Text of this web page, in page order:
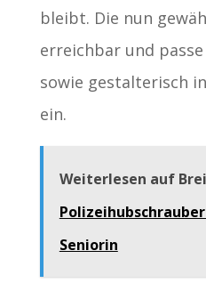
bleibt. Die nun
erreichbar und
sowie gestalterisch
ein.
Weiterlesen auf
Seniorin